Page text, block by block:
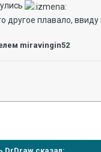
другое плавало,
miravingin52